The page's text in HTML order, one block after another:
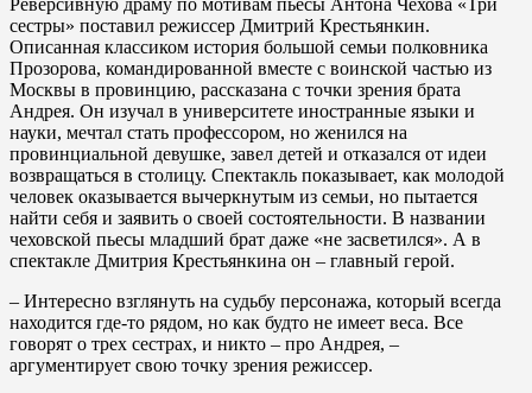
сестры» поставил режиссер Дмитрий Крестьянкин.
Описанная классиком история большой семьи полковника
Прозорова, командированной вместе с воинской частью из
Москвы в провинцию, рассказана с точки зрения брата
Андрея. Он изучал в университете иностранные языки и
науки, мечтал стать профессором, но женился на
провинциальной девушке, завел детей и отказался от идеи
возвращаться в столицу. Спектакль показывает, как молодой
человек оказывается вычеркнутым из семьи, но пытается
найти себя и заявить о своей состоятельности. В названии
чеховской пьесы младший брат даже «не засветился». А в
спектакле Дмитрия Крестьянкина он – главный герой.
– Интересно взглянуть на судьбу персонажа, который всегда
находится где-то рядом, но как будто не имеет веса. Все
говорят о трех сестрах, и никто – про Андрея, –
аргументирует свою точку зрения режиссер.